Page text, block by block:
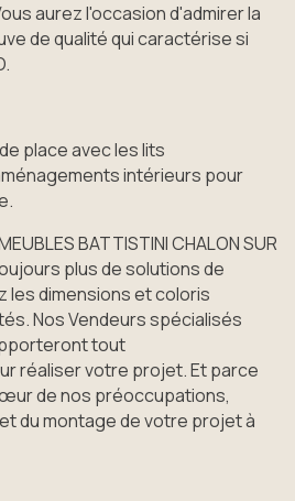
aurez l'occasion d'admirer la
de qualité qui caractérise si
place avec les lits
intérieurs pour
BATTISTINI CHALON SUR
plus de solutions de
les dimensions et coloris
Nos Vendeurs spécialisés
tout
réaliser votre projet. Et parce
de nos préoccupations,
du montage de votre projet à